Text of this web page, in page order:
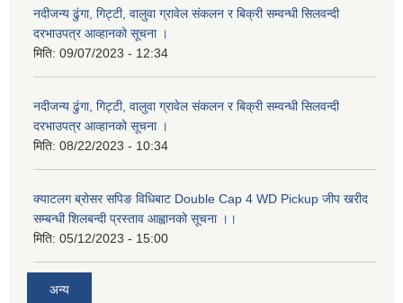
नदीजन्य ढुंगा, गिट्टी, वालुवा ग्रावेल संकलन र बिक्री सम्वन्धी सिलवन्दी
दरभाउपत्र आव्हानको सूचना ।
मिति: 09/07/2023 - 12:34
नदीजन्य ढुंगा, गिट्टी, वालुवा ग्रावेल संकलन र बिक्री सम्वन्धी सिलवन्दी
दरभाउपत्र आव्हानको सूचना ।
मिति: 08/22/2023 - 10:34
क्याटलग ब्रोसर सपिङ विधिबाट Double Cap 4 WD Pickup जीप खरीद
सम्बन्धी शिलबन्दी प्रस्ताव आह्वानको सूचना ।।
मिति: 05/12/2023 - 15:00
अन्य